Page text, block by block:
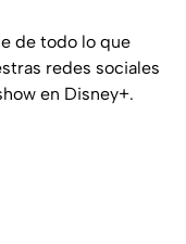
de todo lo que
redes sociales
en Disney+.